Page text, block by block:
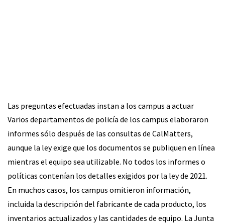
Las preguntas efectuadas instan a los campus a actuar
Varios departamentos de policía de los campus elaboraron
informes sólo después de las consultas de CalMatters,
aunque la ley exige que los documentos se publiquen en línea
mientras el equipo sea utilizable. No todos los informes o
políticas contenían los detalles exigidos por la ley de 2021.
En muchos casos, los campus omitieron información,
incluida la descripción del fabricante de cada producto, los
inventarios actualizados y las cantidades de equipo. La Junta